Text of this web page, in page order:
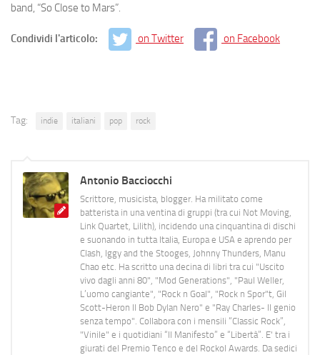
band, “So Close to Mars”.
Condividi l'articolo: on Twitter on Facebook
Tag: indie italiani pop rock
Antonio Bacciocchi
Scrittore, musicista, blogger. Ha militato come
batterista in una ventina di gruppi (tra cui Not Moving,
Link Quartet, Lilith), incidendo una cinquantina di dischi
e suonando in tutta Italia, Europa e USA e aprendo per
Clash, Iggy and the Stooges, Johnny Thunders, Manu
Chao etc. Ha scritto una decina di libri tra cui "Uscito
vivo dagli anni 80", "Mod Generations", "Paul Weller,
L’uomo cangiante", "Rock n Goal", "Rock n Spor"t, Gil
Scott-Heron Il Bob Dylan Nero" e "Ray Charles- Il genio
senza tempo". Collabora con i mensili “Classic Rock”,
"Vinile" e i quotidiani “Il Manifesto” e “Libertà”. E' tra i
giurati del Premio Tenco e del Rockol Awards. Da sedici